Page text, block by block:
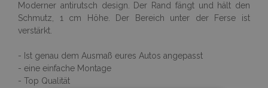
Moderner antirutsch design. Der Rand fängt und hält den
Schmutz, 1 cm Höhe. Der Bereich unter der Ferse ist
verstärkt.
- Ist genau dem Ausmaß eures Autos angepasst
- eine einfache Montage
- Top Qualität